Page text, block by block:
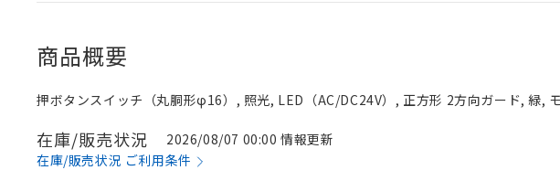
商品概要
押ボタンスイッチ（丸胴形φ16）, 照光, LED（AC/DC24V）, 正方形 2方向ガード, 緑,
在庫/販売状況
2026/08/07 00:00 情報更新
在庫/販売状況 ご利用条件